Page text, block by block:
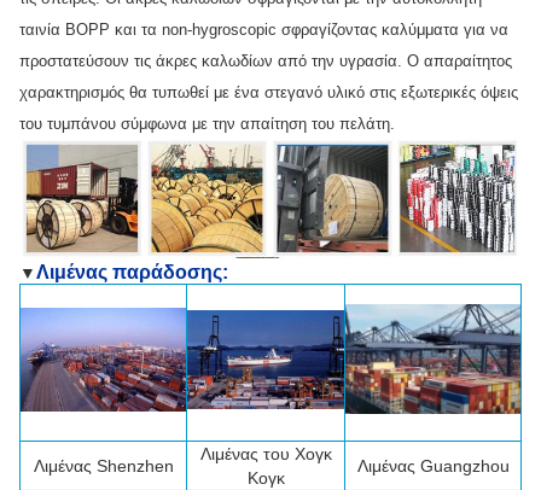
ταινία BOPP και τα non-hygroscopic σφραγίζοντας καλύμματα για να
προστατεύσουν τις άκρες καλωδίων από την υγρασία. Ο απαραίτητος
χαρακτηρισμός θα τυπωθεί με ένα στεγανό υλικό στις εξωτερικές όψεις
του τυμπάνου σύμφωνα με την απαίτηση του πελάτη.
▼Λιμένας παράδοσης:
Λιμένας Shenzhen
Λιμένας του Χογκ
Κογκ
Λιμένας Guangzhou